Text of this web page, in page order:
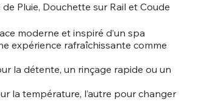
Pluie, Douchette sur Rail et Coude
moderne et inspiré d’un spa
expérience rafraîchissante comme
la détente, un rinçage rapide ou un
la température, l’autre pour changer